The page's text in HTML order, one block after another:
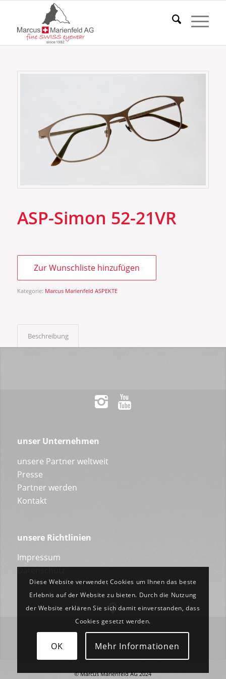
ASP-Simon 52-21VR
Zur Wunschliste hinzufügen
Kategorie: Marcus Marienfeld ASPEKTE
Beschreibung
unser Unternehmen
unsere Partner weltweit
Presse
Partner werden
Kontakt
unsere Richtlinien
Impressum
Datenschutz
© Marcus Marienfeld AG 2024
Diese Website verwendet Cookies um Ihnen das beste
Erlebnis auf der Website zu bieten. Durch die Nutzung
der Website erklären Sie sich damit einverstanden, dass
Cookies gesetzt werden.
OK Mehr Informationen